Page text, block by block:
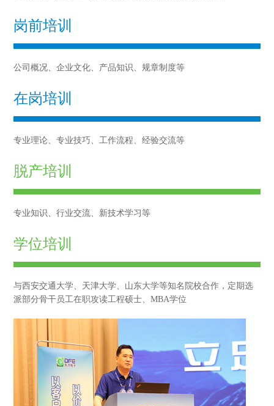
岗前培训
公司概况、企业文化、产品知识、规章制度等
在岗培训
专业理论、专业技巧、工作流程、经验交流等
脱产培训
专业知识、行业交流、新技术学习等
学位培训
与西安交通大学、天津大学、山东大学等知名院校合作，定期选
派部分骨干员工在职攻读工程硕士、MBA学位